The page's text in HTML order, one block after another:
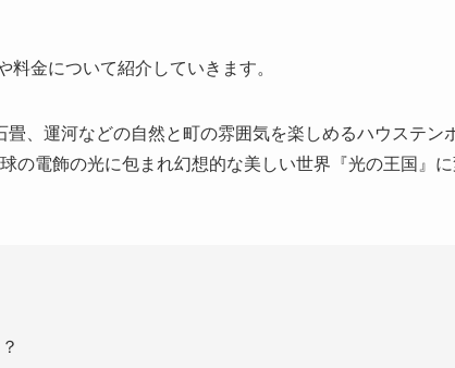
金について紹介していきます。
、運河などの自然と町の雰囲気を楽しめるハウステン
の電飾の光に包まれ幻想的な美しい世界『光の王国』